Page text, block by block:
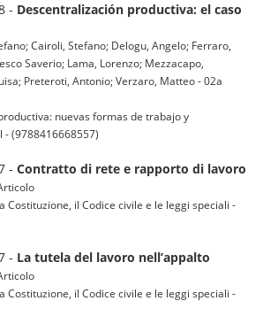
- Descentralización productiva: el caso
Cairoli, Stefano; Delogu, Angelo; Ferraro,
Saverio; Lama, Lorenzo; Mezzacapo,
Preteroti, Antonio; Verzaro, Matteo - 02a
nuevas formas de trabajo y
(9788416668557)
- Contratto di rete e rapporto di lavoro
Costituzione, il Codice civile e le leggi speciali -
- La tutela del lavoro nell’appalto
Costituzione, il Codice civile e le leggi speciali -